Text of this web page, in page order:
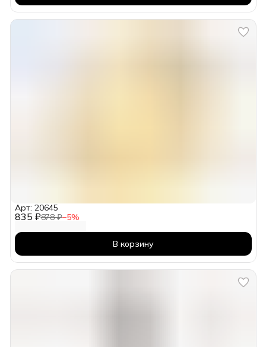
835 ₽878 ₽−5%
Арт: 20645
В корзину